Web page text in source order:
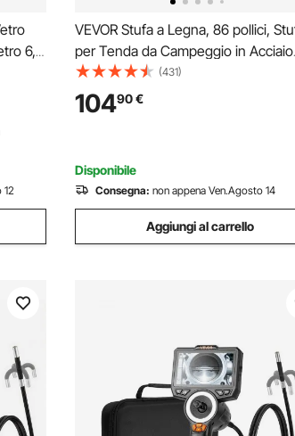
6,3
12
VEVOR Stufa a Legna, 86 pollici,
per Tenda da Campeggio in Acciaio
Legato, Stufa a Legna Portatile,
Tenda Calda 1400 pollici³ per
all'aperto e Riscaldamento con 8
(431)
10490€
Disponibile
Consegna: non appena Ven.Agosto 14
Aggiungi al carrello